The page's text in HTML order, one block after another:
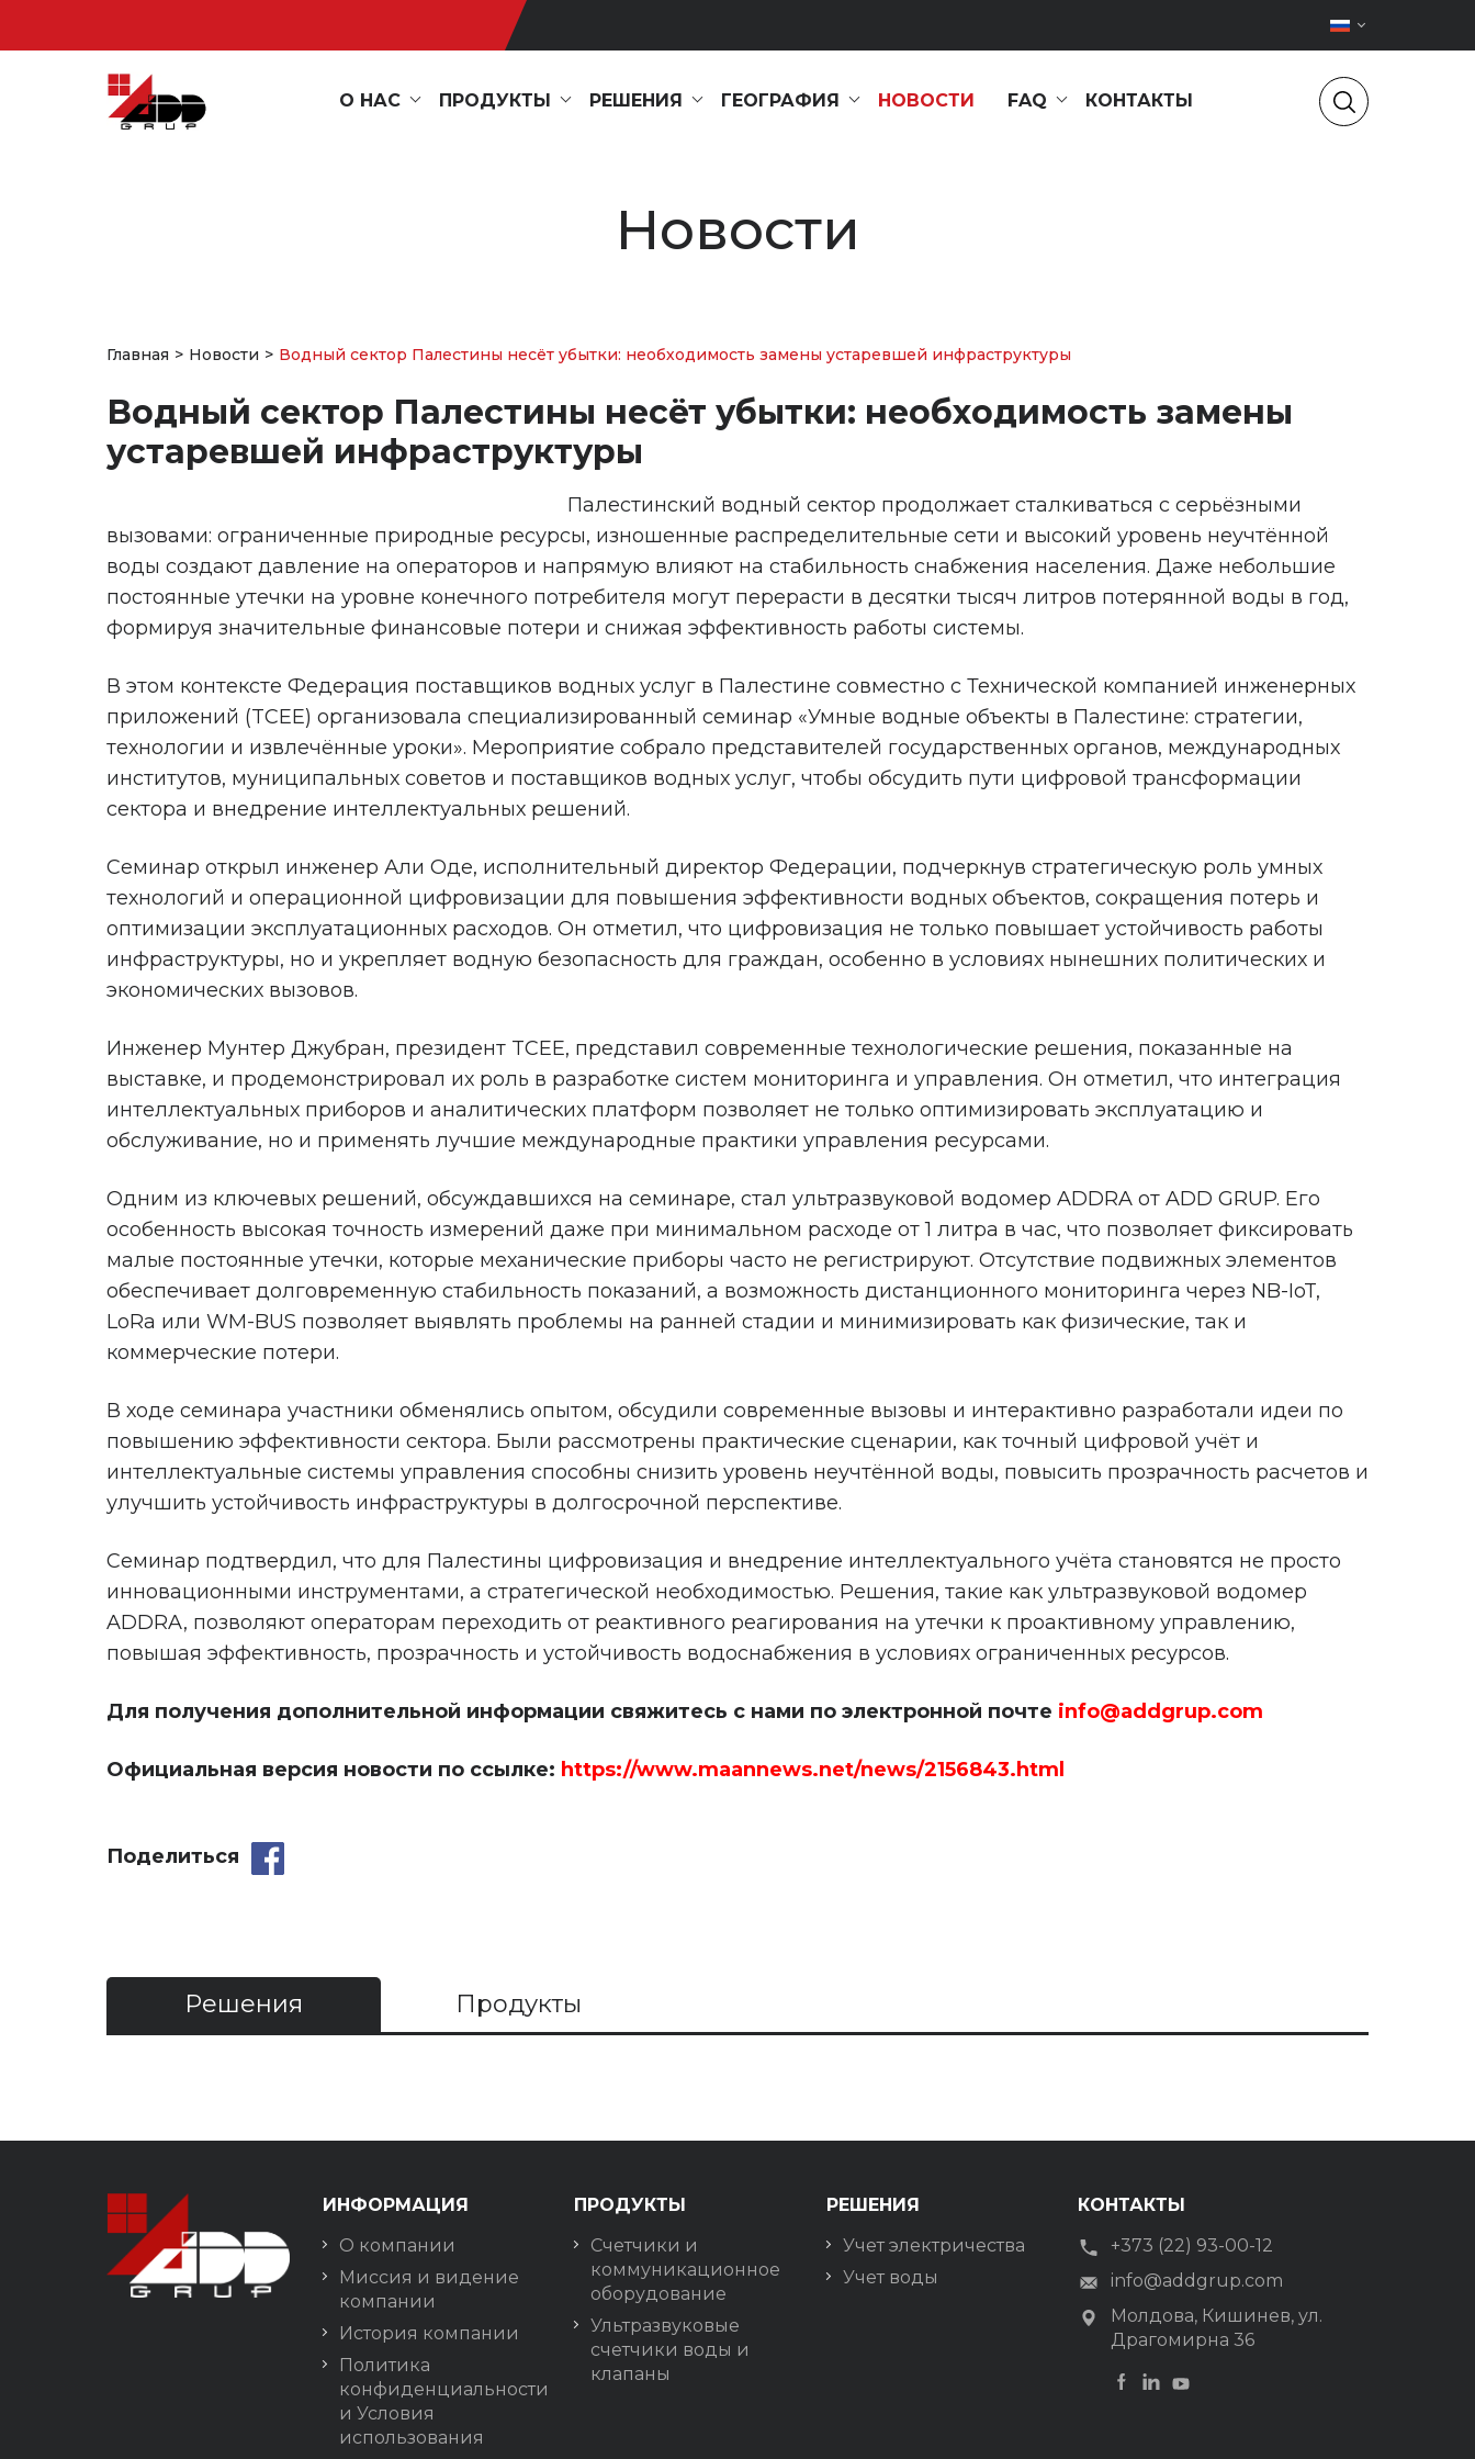
О НАС ПРОДУКТЫ РЕШЕНИЯ ГЕОГРАФИЯ НОВОСТИ FAQ КОНТАКТЫ
Новости
Главная Новости Водный сектор Палестины несёт убытки: необходимость замены устаревшей инфраструктуры
Водный сектор Палестины несёт убытки: необходимость замены
устаревшей инфраструктуры
Палестинский водный сектор продолжает сталкиваться с серьёзными
вызовами: ограниченные природные ресурсы, изношенные распределительные сети и высокий уровень неучтённой
воды создают давление на операторов и напрямую влияют на стабильность снабжения населения. Даже небольшие
постоянные утечки на уровне конечного потребителя могут перерасти в десятки тысяч литров потерянной воды в год,
формируя значительные финансовые потери и снижая эффективность работы системы.
В этом контексте Федерация поставщиков водных услуг в Палестине совместно с Технической компанией инженерных
приложений (TCEE) организовала специализированный семинар «Умные водные объекты в Палестине: стратегии,
технологии и извлечённые уроки». Мероприятие собрало представителей государственных органов, международных
институтов, муниципальных советов и поставщиков водных услуг, чтобы обсудить пути цифровой трансформации
сектора и внедрение интеллектуальных решений.
Семинар открыл инженер Али Оде, исполнительный директор Федерации, подчеркнув стратегическую роль умных
технологий и операционной цифровизации для повышения эффективности водных объектов, сокращения потерь и
оптимизации эксплуатационных расходов. Он отметил, что цифровизация не только повышает устойчивость работы
инфраструктуры, но и укрепляет водную безопасность для граждан, особенно в условиях нынешних политических и
экономических вызовов.
Инженер Мунтер Джубран, президент TCEE, представил современные технологические решения, показанные на
выставке, и продемонстрировал их роль в разработке систем мониторинга и управления. Он отметил, что интеграция
интеллектуальных приборов и аналитических платформ позволяет не только оптимизировать эксплуатацию и
обслуживание, но и применять лучшие международные практики управления ресурсами.
Одним из ключевых решений, обсуждавшихся на семинаре, стал ультразвуковой водомер ADDRA от ADD GRUP. Его
особенность высокая точность измерений даже при минимальном расходе от 1 литра в час, что позволяет фиксировать
малые постоянные утечки, которые механические приборы часто не регистрируют. Отсутствие подвижных элементов
обеспечивает долговременную стабильность показаний, а возможность дистанционного мониторинга через NB-IoT,
LoRa или WM-BUS позволяет выявлять проблемы на ранней стадии и минимизировать как физические, так и
коммерческие потери.
В ходе семинара участники обменялись опытом, обсудили современные вызовы и интерактивно разработали идеи по
повышению эффективности сектора. Были рассмотрены практические сценарии, как точный цифровой учёт и
интеллектуальные системы управления способны снизить уровень неучтённой воды, повысить прозрачность расчетов и
улучшить устойчивость инфраструктуры в долгосрочной перспективе.
Семинар подтвердил, что для Палестины цифровизация и внедрение интеллектуального учёта становятся не просто
инновационными инструментами, а стратегической необходимостью. Решения, такие как ультразвуковой водомер
ADDRA, позволяют операторам переходить от реактивного реагирования на утечки к проактивному управлению,
повышая эффективность, прозрачность и устойчивость водоснабжения в условиях ограниченных ресурсов.
Для получения дополнительной информации свяжитесь с нами по электронной почте info@addgrup.com
Официальная версия новости по ссылке: https://www.maannews.net/news/2156843.html
Поделиться
Решения Продукты
ИНФОРМАЦИЯ
О компании
Миссия и видение
компании
История компании
Политика
конфиденциальности
и Условия
использования
ПРОДУКТЫ
Счетчики и
коммуникационное
оборудование
Ультразвуковые
счетчики воды и
клапаны
РЕШЕНИЯ
Учет электричества
Учет воды
КОНТАКТЫ
+373 (22) 93-00-12
info@addgrup.com
Молдова, Кишинев, ул.
Драгомирна 36